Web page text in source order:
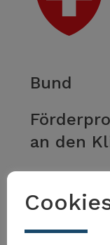
Bund
an den
Mehr erfahren